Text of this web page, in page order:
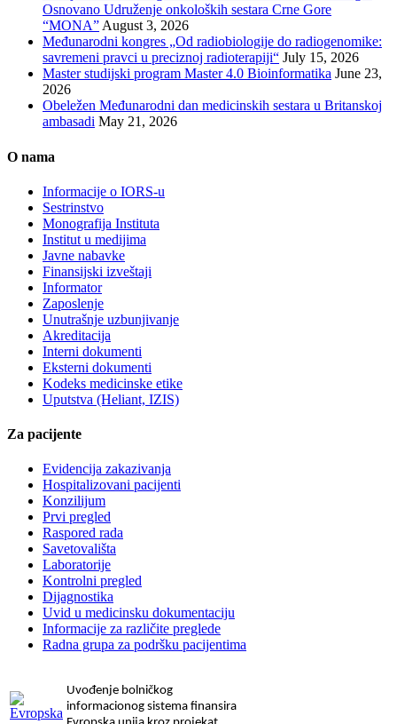
Osnovano Udruženje onkoloških sestara Crne Gore
“MONA”August 3, 2026
Međunarodni kongres „Od radiobiologije do radiogenomike:
savremeni pravci u preciznoj radioterapiji“ July 15, 2026
Master studijski program Master 4.0 Bioinformatika June 23,
2026
Obeležen Međunarodni dan medicinskih sestara u Britanskoj
ambasadi May 21, 2026
O nama
Informacije o IORS-u
Sestrinstvo
Monografija Instituta
Institut u medijima
Javne nabavke
Finansijski izveštaji
Informator
Zaposlenje
Unutrašnje uzbunjivanje
Akreditacija
Interni dokumenti
Eksterni dokumenti
Kodeks medicinske etike
Uputstva (Heliant, IZIS)
Za pacijente
Evidencija zakazivanja
Hospitalizovani pacijenti
Konzilijum
Prvi pregled
Raspored rada
Savetovališta
Laboratorije
Kontrolni pregled
Dijagnostika
Uvid u medicinsku dokumentaciju
Informacije za različite preglede
Radna grupa za podršku pacijentima
Uvođenje bolničkog
informacionog sistema finansira